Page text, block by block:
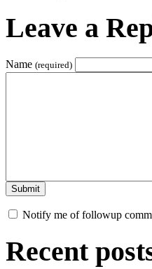
Leave a
Name (required)
Notify me of followup
Recent